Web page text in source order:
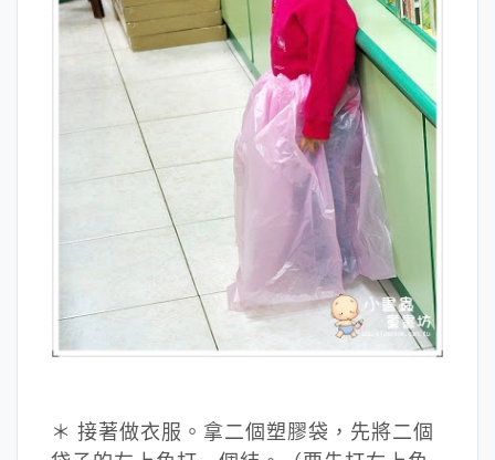
＊ 接著做衣服。拿二個塑膠袋，先將二個